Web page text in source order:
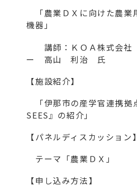
「農業ＤＸに向けた農業
機器」
講師：ＫＯＡ株式会社
ー 高山 利治 氏
【施設紹介】
「伊那市の産学官連携拠
SEES』の紹介」
【パネルディスカッション】
テーマ「農業ＤＸ」
【申し込み方法】